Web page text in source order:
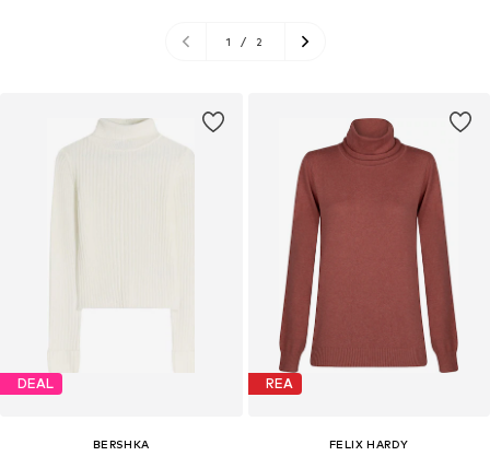
1 / 2
DEAL
BERSHKA
REA
FELIX HARDY